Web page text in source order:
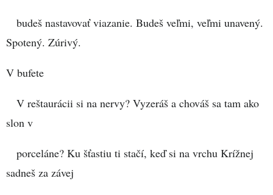
budeš nastavovať viazanie. Budeš veľmi, veľmi unavený.
Spotený. Zúrivý.
V bufete
V reštaurácii si na nervy? Vyzeráš a chováš sa tam ako
slon v
porceláne? Ku šťastiu ti stačí, keď si na vrchu Krížnej
sadneš za závej